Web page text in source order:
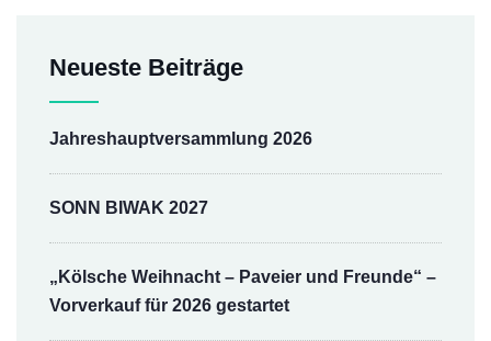
Neueste Beiträge
Jahreshauptversammlung 2026
SONN BIWAK 2027
„Kölsche Weihnacht – Paveier und Freunde“ –
Vorverkauf für 2026 gestartet